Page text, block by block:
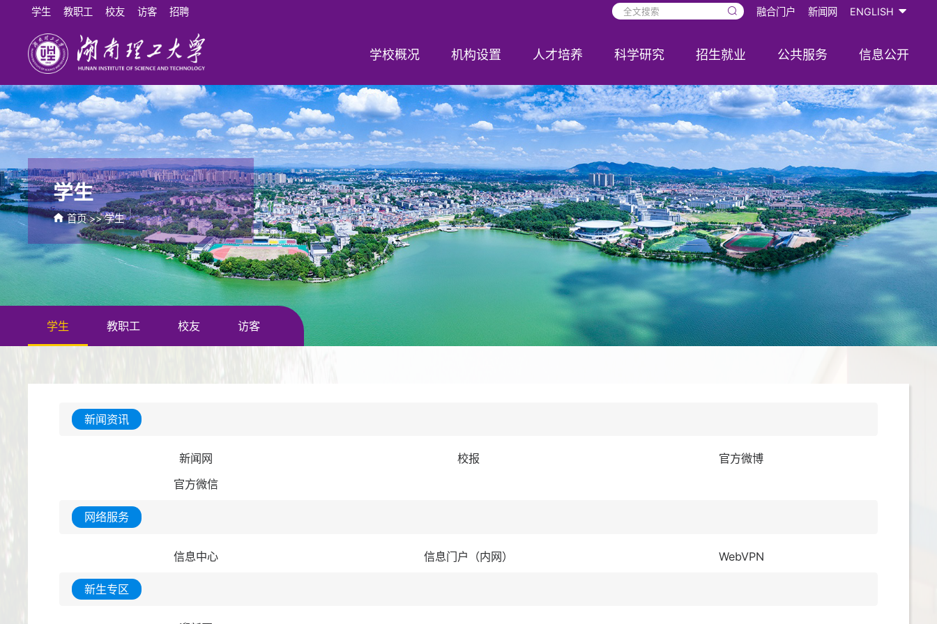
学生 教职工 校友 访客 招聘 融合门户 新闻网 ENGLISH
学校概况 机构设置 人才培养 科学研究 招生就业 公共服务 信息公开
学生
首页>>学生
学生 教职工 校友 访客
新闻资讯
新闻网 校报
官方微博
官方微信
网络服务
信息中心 信息门户（内网） WebVPN
新生专区